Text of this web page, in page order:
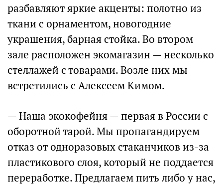
разбавляют яркие акценты: полотно из
ткани с орнаментом, новогодние
украшения, барная стойка. Во втором
зале расположен экомагазин — несколько
стеллажей с товарами. Возле них мы
встретились с Алексеем Кимом.
— Наша экокофейня — первая в России с
оборотной тарой. Мы пропагандируем
отказ от одноразовых стаканчиков из-за
пластикового слоя, который не поддается
переработке. Предлагаем пить либо у нас,